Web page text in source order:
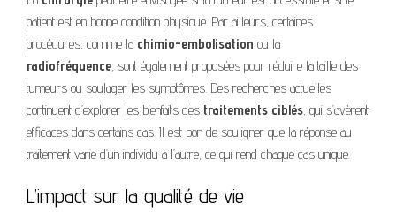
patient est en bonne condition physique. Par ailleurs, certaines
procédures, comme la chimio-embolisation ou la
radiofréquence, sont également proposées pour réduire la taille des
tumeurs ou soulager les symptômes. Des recherches actuelles
continuent d’explorer les bienfaits des traitements ciblés, qui s’avèrent
efficaces dans certains cas. Il est bon de souligner que la réponse au
traitement varie d’un individu à l’autre, ce qui rend chaque cas unique.
L’impact sur la qualité de vie